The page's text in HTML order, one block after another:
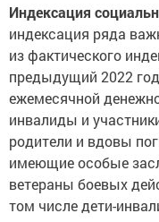
Индексация
индексация ряда
из фактического
предыдущий 2022
ежемесячной
инвалиды и
родители и вдовы
имеющие особые
ветераны боевых
том числе дети-